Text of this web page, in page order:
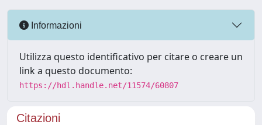
Informazioni
Utilizza questo identificativo per citare o creare un
link a questo documento:
https://hdl.handle.net/11574/60807
Citazioni